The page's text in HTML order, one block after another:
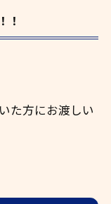
！
た方にお渡しい